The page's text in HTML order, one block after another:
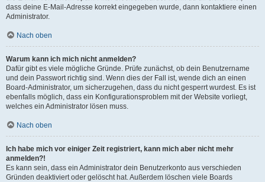
dass deine E-Mail-Adresse korrekt eingegeben wurde, dann kontaktiere einen
Administrator.
Nach oben
Warum kann ich mich nicht anmelden?
Dafür gibt es viele mögliche Gründe. Prüfe zunächst, ob dein Benutzername
und dein Passwort richtig sind. Wenn dies der Fall ist, wende dich an einen
Board-Administrator, um sicherzugehen, dass du nicht gesperrt wurdest. Es ist
ebenfalls möglich, dass ein Konfigurationsproblem mit der Website vorliegt,
welches ein Administrator lösen muss.
Nach oben
Ich habe mich vor einiger Zeit registriert, kann mich aber nicht mehr
anmelden?!
Es kann sein, dass ein Administrator dein Benutzerkonto aus verschieden
Gründen deaktiviert oder gelöscht hat. Außerdem löschen viele Boards